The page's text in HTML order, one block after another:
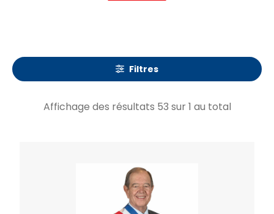
Filtres
Affichage des résultats 53 sur1 au total